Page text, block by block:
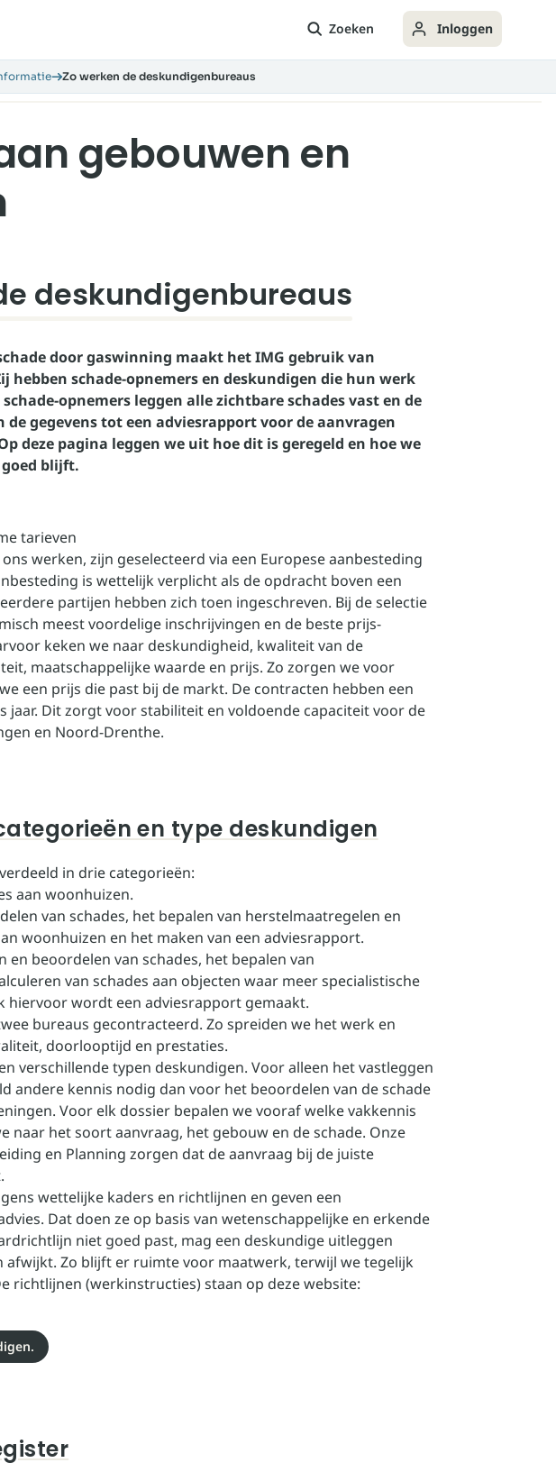
Zoeken Inloggen
Zo werken de deskundigenbureaus
gebouwen en
deskundigenbureaus
door gaswinning maakt het IMG gebruik van
hebben schade-opnemers en deskundigen die hun werk
opnemers leggen alle zichtbare schades vast en de
gegevens tot een adviesrapport voor de aanvragen
deze pagina leggen we uit hoe dit is geregeld en hoe we
blijft.
tarieven
werken, zijn geselecteerd via een Europese aanbesteding
is wettelijk verplicht als de opdracht boven een
partijen hebben zich toen ingeschreven. Bij de selectie
meest voordelige inschrijvingen en de beste prijs-
keken we naar deskundigheid, kwaliteit van de
maatschappelijke waarde en prijs. Zo zorgen we voor
een prijs die past bij de markt. De contracten hebben een
jaar. Dit zorgt voor stabiliteit en voldoende capaciteit voor de
en Noord-Drenthe.
en type deskundigen
in drie categorieën:
aan woonhuizen.
van schades, het bepalen van herstelmaatregelen en
woonhuizen en het maken van een adviesrapport.
en beoordelen van schades, het bepalen van
van schades aan objecten waar meer specialistische
hiervoor wordt een adviesrapport gemaakt.
bureaus gecontracteerd. Zo spreiden we het werk en
doorlooptijd en prestaties.
verschillende typen deskundigen. Voor alleen het vastleggen
andere kennis nodig dan voor het beoordelen van de schade
Voor elk dossier bepalen we vooraf welke vakkennis
naar het soort aanvraag, het gebouw en de schade. Onze
en Planning zorgen dat de aanvraag bij de juiste
wettelijke kaders en richtlijnen en geven een
Dat doen ze op basis van wetenschappelijke en erkende
niet goed past, mag een deskundige uitleggen
afwijkt. Zo blijft er ruimte voor maatwerk, terwijl we tegelijk
richtlijnen (werkinstructies) staan op deze website: